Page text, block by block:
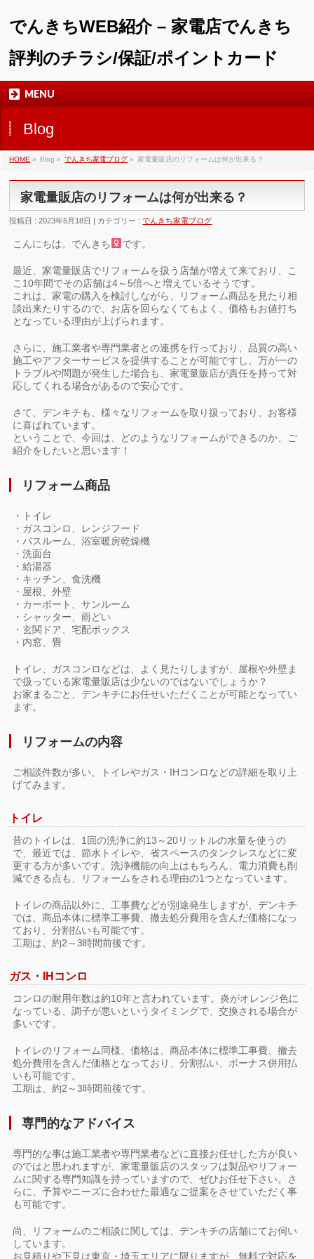
でんきちWEB紹介 – 家電店でんきち
評判のチラシ/保証/ポイントカード
MENU
Blog
HOME » Blog » でんきち家電ブログ » 家電量販店のリフォームは何が出来る？
家電量販店のリフォームは何が出来る？
投稿日 : 2023年5月18日 | カテゴリー :でんきち家電ブログ
こんにちは。でんきち です。
最近、家電量販店でリフォームを扱う店舗が増えて来ており、こ
こ10年間でその店舗は4～5倍へと増えているそうです。
これは、家電の購入を検討しながら、リフォーム商品を見たり相
談出来たりするので、お店を回らなくてもよく、価格もお値打ち
となっている理由が上げられます。
さらに、施工業者や専門業者との連携を行っており、品質の高い
施工やアフターサービスを提供することが可能ですし、万が一の
トラブルや問題が発生した場合も、家電量販店が責任を持って対
応してくれる場合があるので安心です。
さて、デンキチも、様々なリフォームを取り扱っており、お客様
に喜ばれています。
ということで、今回は、どのようなリフォームができるのか、ご
紹介をしたいと思います！
リフォーム商品
・トイレ
・ガスコンロ、レンジフード
・バスルーム、浴室暖房乾燥機
・洗面台
・給湯器
・キッチン、食洗機
・屋根、外壁
・カーポート、サンルーム
・シャッター、雨どい
・玄関ドア、宅配ボックス
・内窓、畳
トイレ、ガスコンロなどは、よく見たりしますが、屋根や外壁ま
で扱っている家電量販店は少ないのではないでしょうか？
お家まるごと、デンキチにお任せいただくことが可能となってい
ます。
リフォームの内容
ご相談件数が多い、トイレやガス・IHコンロなどの詳細を取り上
げてみます。
トイレ
昔のトイレは、1回の洗浄に約13～20リットルの水量を使うの
で、最近では、節水トイレや、省スペースのタンクレスなどに変
更する方が多いです。洗浄機能の向上はもちろん、電力消費も削
減できる点も、リフォームをされる理由の1つとなっています。
トイレの商品以外に、工事費などが別途発生しますが、デンキチ
では、商品本体に標準工事費、撤去処分費用を含んだ価格になっ
ており、分割払いも可能です。
工期は、約2～3時間前後です。
ガス・IHコンロ
コンロの耐用年数は約10年と言われています。炎がオレンジ色に
なっている、調子が悪いというタイミングで、交換される場合が
多いです。
トイレのリフォーム同様、価格は、商品本体に標準工事費、撤去
処分費用を含んだ価格となっており、分割払い、ボーナス併用払
いも可能です。
工期は、約2～3時間前後です。
専門的なアドバイス
専門的な事は施工業者や専門業者などに直接お任せした方が良い
のではと思われますが、家電量販店のスタッフは製品やリフォー
ムに関する専門知識を持っていますので、ぜひお任せ下さい。さ
らに、予算やニーズに合わせた最適なご提案をさせていただく事
も可能です。
尚、リフォームのご相談に関しては、デンキチの店舗にてお伺い
しています。
お見積りや下見は東京・埼玉エリアに限りますが、無料で対応を